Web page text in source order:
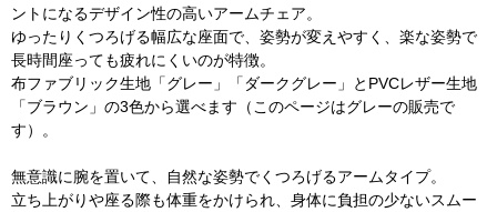
ントになるデザイン性の高いアームチェア。
ゆったりくつろげる幅広な座面で、姿勢が変えやすく、楽な姿勢で
長時間座っても疲れにくいのが特徴。
布ファブリック生地「グレー」「ダークグレー」とPVCレザー生地
「ブラウン」の3色から選べます（このページはグレーの販売で
す）。
無意識に腕を置いて、自然な姿勢でくつろげるアームタイプ。
立ち上がりや座る際も体重をかけられ、身体に負担の少ないスムー